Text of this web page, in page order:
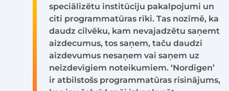
speciālizētu institūciju pakalpojumi un
citi programmatūras rīki. Tas nozīmē, ka
daudz cilvēku, kam nevajadzētu saņemt
aizdecumus, tos saņem, taču daudzi
aizdevumus nesaņem vai saņem uz
neizdevīgiem noteikumiem. ‘Nordigen’
ir atbilstošs programmatūras risinājums,